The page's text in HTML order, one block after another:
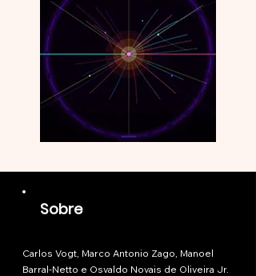
Sobre
Carlos Vogt, Marco Antonio Zago, Manoel
Barral-Netto e Osvaldo Novais de Oliveira Jr.